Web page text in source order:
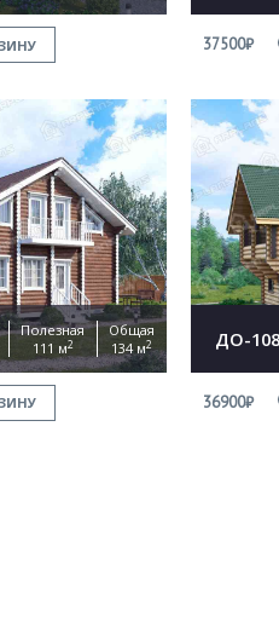
37500₽
Полезная
111 м2
Общая
134 м2 ДО-108
36900₽
файл
protected by reCAPTCHA and the GooglePrivacy
ОТПРАВИТЬ